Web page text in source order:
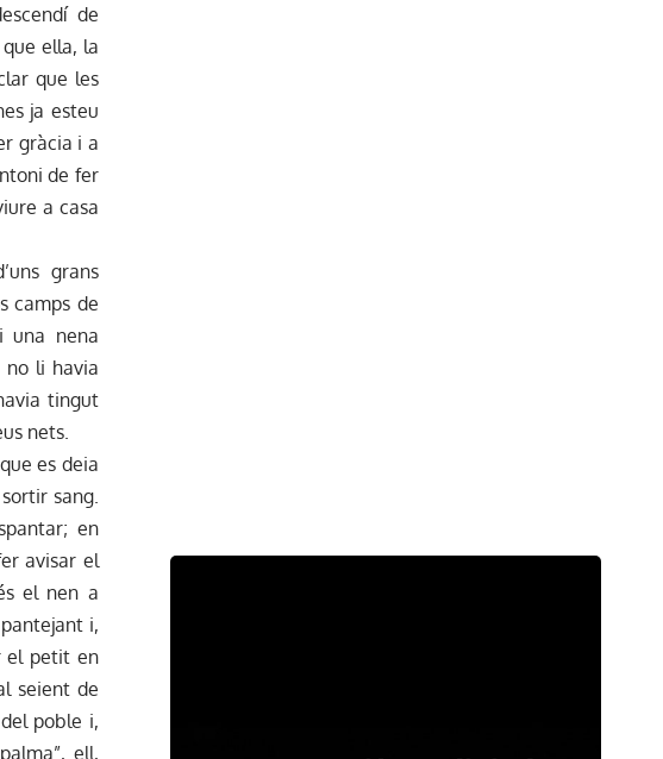
de
ella, la
que les
ja esteu
gràcia i a
de fer
a casa
grans
camps de
una nena
no li havia
tingut
nets.
es deia
sang.
en
avisar el
el nen a
i,
el petit en
seient de
poble i,
ell,